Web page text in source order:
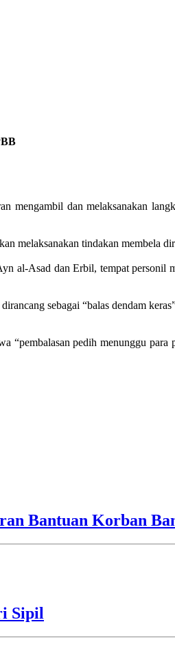
dan melaksanakan
melaksanakan tindakan membela
al-Asad dan Erbil, tempat personil
sebagai “balas dendam
“pembalasan pedih menunggu
Bantuan Korban
Sipil